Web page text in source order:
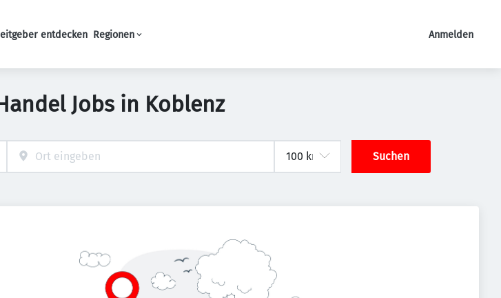
Navigation
entdecken Regionen Anmelden
Jobs in Koblenz
Suchen